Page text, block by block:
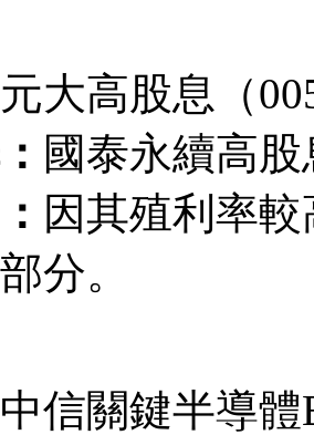
大高股息（
國泰永續高
因其殖利率
分。
信關鍵半導